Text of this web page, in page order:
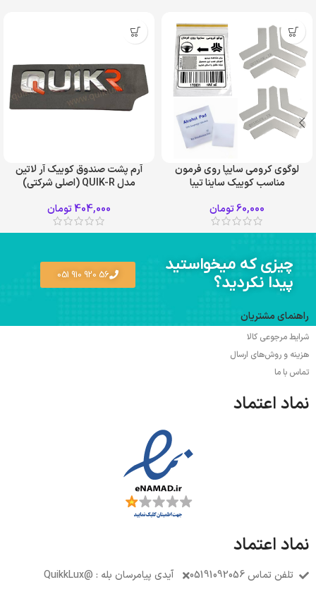
لوگوی کرومی سایپا روی فرمون
مناسب کوییک ساینا تیبا
60,000تومان
آرم پشت صندوق کوییک آر لاتین
مدل QUIK-R (اصلی شرکتی)
404,000تومان
چیزی که میخواستید
پیدا نکردید؟
56 920 910 051
راهنمای مشتریان
شرایط مرجوعی کالا
هزینه و روش‌های ارسال
تماس با ما
نماد اعتماد
نماد اعتماد
تلفن تماس 05191092056 آیدی پیامرسان بله : @QuikkLux